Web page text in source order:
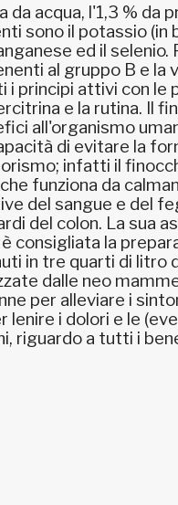
acqua, l'1,3 % da
sono il potassio (in
ed il
al gruppo B e la
i principi attivi con le
e la rutina. Il
all'organismo
di evitare la
infatti il
funziona da
del sangue e del
del colon. La sua
consigliata la
in tre quarti di litro
dalle neo
per alleviare i
i dolori e le
riguardo a tutti i